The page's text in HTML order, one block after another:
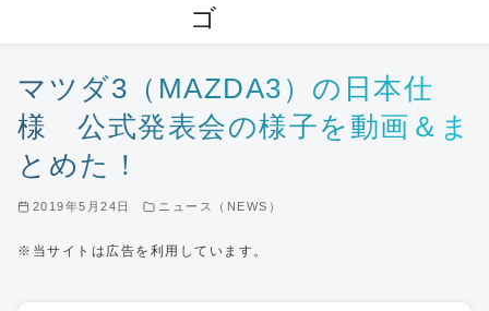
マツダ3（MAZDA3）の日本仕
様 公式発表会の様子を動画＆ま
とめた！
2019年5月24日 ニュース（NEWS）
※当サイトは広告を利用しています。